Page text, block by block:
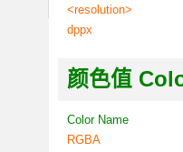
<resolution>
dppx
颜色值
Color Name
RGBA